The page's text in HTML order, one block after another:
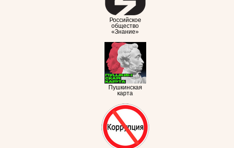
Российское
общество
«Знание»
Пушкинская
карта